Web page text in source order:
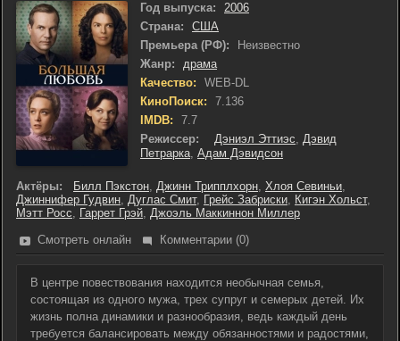
Год выпуска:
2006
Страна:
США
Премьера (РФ):
Неизвестно
Жанр:
драма
Качество:
WEB-DL
КиноПоиск:
7.136
IMDB:
7.7
Режиссер:
Дэниэл Эттиэс, Дэвид
Петрарка, Адам Дэвидсон
Актёры: Билл Пэкстон, Джинн Трипплхорн, Хлоя Севиньи,
Джиннифер Гудвин, Дуглас Смит, Грейс Забриски, Кигэн Хольст,
Мэтт Росс, Гаррет Грэй, Джоэль Маккиннон Миллер
Смотреть онлайн
Комментарии (0)
В центре повествования находится необычная семья,
состоящая из одного мужа, трех супруг и семерых детей. Их
жизнь полна динамики и разнообразия, ведь каждый день
требуется балансировать между обязанностями и радостями,